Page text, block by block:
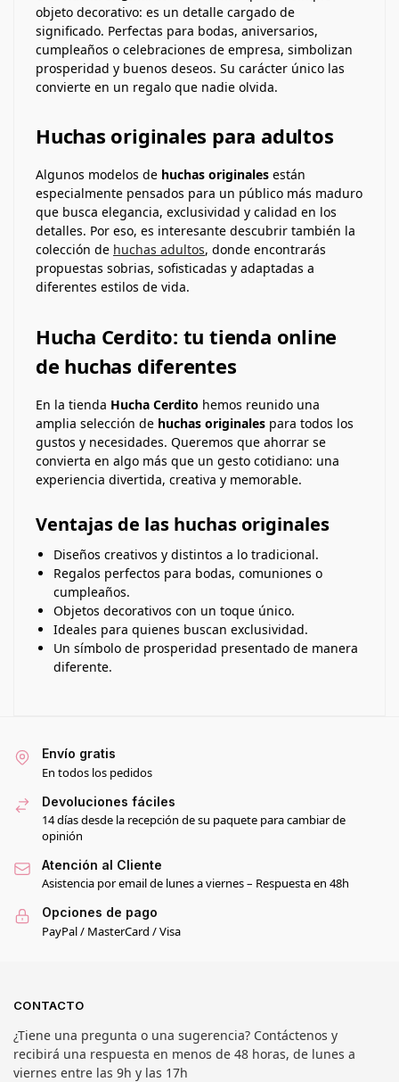
objeto decorativo: es un detalle cargado de
significado. Perfectas para bodas, aniversarios,
cumpleaños o celebraciones de empresa, simbolizan
prosperidad y buenos deseos. Su carácter único las
convierte en un regalo que nadie olvida.
Huchas originales para adultos
Algunos modelos de huchas originales están
especialmente pensados para un público más maduro
que busca elegancia, exclusividad y calidad en los
detalles. Por eso, es interesante descubrir también la
colección de huchas adultos, donde encontrarás
propuestas sobrias, sofisticadas y adaptadas a
diferentes estilos de vida.
Hucha Cerdito: tu tienda online
de huchas diferentes
En la tienda Hucha Cerdito hemos reunido una
amplia selección de huchas originales para todos los
gustos y necesidades. Queremos que ahorrar se
convierta en algo más que un gesto cotidiano: una
experiencia divertida, creativa y memorable.
Ventajas de las huchas originales
Diseños creativos y distintos a lo tradicional.
Regalos perfectos para bodas, comuniones o
cumpleaños.
Objetos decorativos con un toque único.
Ideales para quienes buscan exclusividad.
Un símbolo de prosperidad presentado de manera
diferente.
Envío gratis
En todos los pedidos
Devoluciones fáciles
14 días desde la recepción de su paquete para cambiar de
opinión
Atención al Cliente
Asistencia por email de lunes a viernes – Respuesta en 48h
Opciones de pago
PayPal / MasterCard / Visa
CONTACTO
¿Tiene una pregunta o una sugerencia? Contáctenos y
recibirá una respuesta en menos de 48 horas, de lunes a
viernes entre las 9h y las 17h